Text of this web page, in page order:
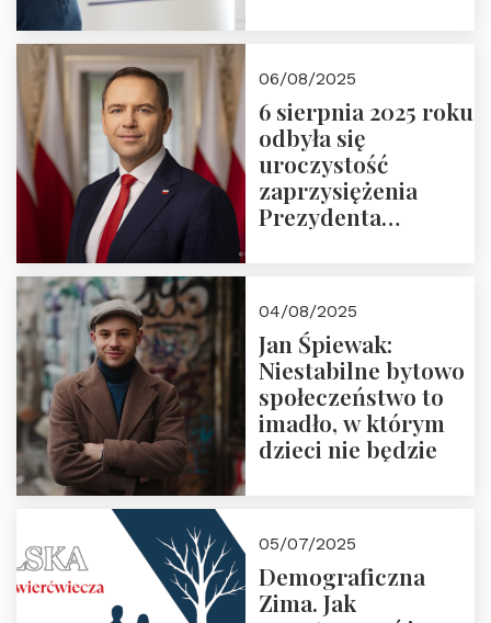
06/08/2025
6 sierpnia 2025 roku
odbyła się
uroczystość
zaprzysiężenia
Prezydenta
Nawrockiego
04/08/2025
Jan Śpiewak:
Niestabilne bytowo
społeczeństwo to
imadło, w którym
dzieci nie będzie
05/07/2025
Demograficzna
Zima. Jak